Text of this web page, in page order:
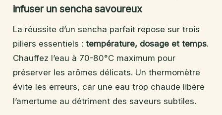
infuser un sencha savoureux
La réussite d’un sencha parfait repose sur trois
piliers essentiels : température, dosage et temps.
Chauffez l’eau à 70-80°C maximum pour
préserver les arômes délicats. Un thermomètre
évite les erreurs, car une eau trop chaude libère
l’amertume au détriment des saveurs subtiles.